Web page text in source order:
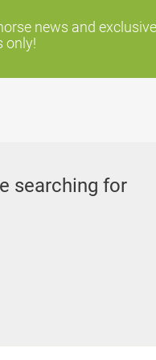
news and
only!
searching for